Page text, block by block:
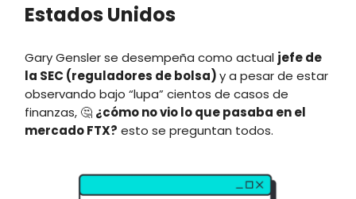
Estados Unidos
Gary Gensler se desempeña como actual jefe de
la SEC (reguladores de bolsa)y a pesar de estar
observando bajo “lupa” cientos de casos de
finanzas, 🤔 ¿cómo no vio lo que pasaba en el
mercadoFTX? esto se preguntan todos.